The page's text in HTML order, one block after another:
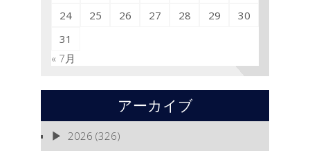
24
25 26 27 28 29
30
31
« 7月
アーカイブ
2026 (326)